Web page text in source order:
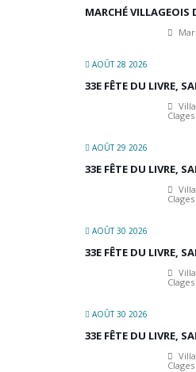
MARCHÉ VILLAGEOIS
AOÛT 28 2026
33E FÊTE DU LIVRE,
Clages
AOÛT 29 2026
33E FÊTE DU LIVRE,
Clages
AOÛT 30 2026
33E FÊTE DU LIVRE,
Clages
AOÛT 30 2026
33E FÊTE DU LIVRE,
Clages